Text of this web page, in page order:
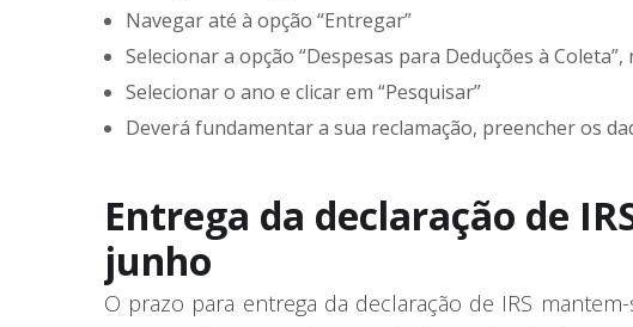
Navegar até à opção “Entregar”
Selecionar a opção “Despesas para Deduções à
Selecionar o ano e clicar em “Pesquisar”
Deverá fundamentar a sua reclamação, preencher os
Entrega da declaração de
junho
O prazo para entrega da declaração de IRS